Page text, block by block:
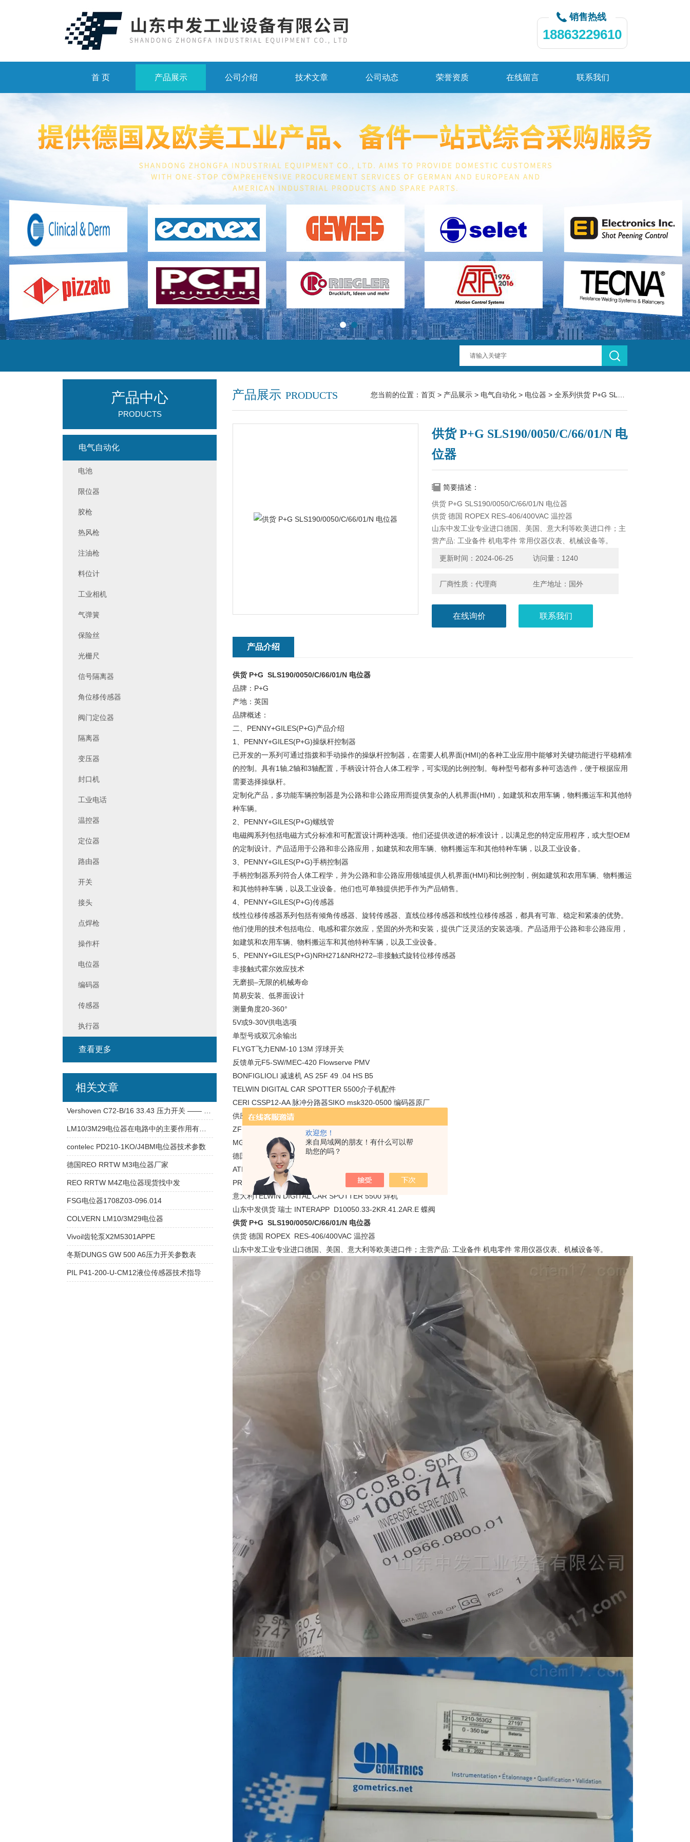
欢迎您！
来自局域网的朋友！有什么可以帮
助您的吗？
销售热线
18863229610
首 页 产品展示 公司介绍 技术文章 公司动态 荣誉资质 在线留言 联系我们
产品展示 PRODUCTS 您当前的位置： 首页 > 产品展示 > 电气自动化 > 电位器 > 全系列供货 P+G SLS190/0050/C/66/01/N 电位器
供货 P+G SLS190/0050/C/66/01/N 电
位器
简要描述：
供货 P+G SLS190/0050/C/66/01/N 电位器
供货 德国 ROPEX RES-406/400VAC 温控器
山东中发工业专业进口德国、美国、意大利等欧美进口件；主
营产品: 工业备件 机电零件 常用仪器仪表、机械设备等。
更新时间：2024-06-25 访问量：1240
厂商性质：代理商 生产地址：国外
在线询价 联系我们
产品介绍
供货 P+G SLS190/0050/C/66/01/N 电位器
品牌：P+G
产地：英国
品牌概述：
二、PENNY+GILES(P+G)产品介绍
1、PENNY+GILES(P+G)操纵杆控制器
已开发的一系列可通过指拨和手动操作的操纵杆控制器，在需要人机界面(HMI)的各种工业应用中能够对关键功能进行平稳精准
的控制。具有1轴,2轴和3轴配置，手柄设计符合人体工程学，可实现的比例控制。每种型号都有多种可选选件，便于根据应用
需要选择操纵杆。
定制化产品，多功能车辆控制器是为公路和非公路应用而提供复杂的人机界面(HMI)，如建筑和农用车辆，物料搬运车和其他特
种车辆。
2、PENNY+GILES(P+G)螺线管
电磁阀系列包括电磁方式分标准和可配置设计两种选项。他们还提供改进的标准设计，以满足您的特定应用程序，或大型OEM
的定制设计。产品适用于公路和非公路应用，如建筑和农用车辆、物料搬运车和其他特种车辆，以及工业设备。
3、PENNY+GILES(P+G)手柄控制器
手柄控制器系列符合人体工程学，并为公路和非公路应用领域提供人机界面(HMI)和比例控制，例如建筑和农用车辆、物料搬运
和其他特种车辆，以及工业设备。他们也可单独提供把手作为产品销售。
4、PENNY+GILES(P+G)传感器
线性位移传感器系列包括有倾角传感器、旋转传感器、直线位移传感器和线性位移传感器，都具有可靠、稳定和紧凑的优势。
他们使用的技术包括电位、电感和霍尔效应，坚固的外壳和安装，提供广泛灵活的安装选项。产品适用于公路和非公路应用，
如建筑和农用车辆、物料搬运车和其他特种车辆，以及工业设备。
5、PENNY+GILES(P+G)NRH271&NRH272–非接触式旋转位移传感器
非接触式霍尔效应技术
无磨损–无限的机械寿命
简易安装、低界面设计
测量角度20-360°
5V或9-30V供电选项
单型号或双冗余输出
FLYGT飞力ENM-10 13M 浮球开关
反馈单元F5-SW/MEC-420 Flowserve PMV
BONFIGLIOLI 减速机 AS 25F 49 .04 HS B5
TELWIN DIGITAL CAR SPOTTER 5500介子机配件
CERI CSSP12-AA 脉冲分路器SIKO msk320-0500 编码器原厂
供应产品 DOLD 急停模块 0067961
ZF GE5 060 F47/153 ZF-Nr 4161 111 062 120W
MG71B2-14FT85-C电机
德国ZF(采埃孚）GE5 060 F47/153
ATI 9121-EF10-T模块 9121-EF10-M 模块 9121-VB9-T
PRESYS 角阀 VLAM-025KF-FS
意大利TELWIN DIGITAL CAR SPOTTER 5500 焊机
山东中发供货 瑞士 INTERAPP D10050.33-2KR.41.2AR.E 蝶阀
供货 P+G SLS190/0050/C/66/01/N 电位器
供货 德国 ROPEX RES-406/400VAC 温控器
山东中发工业专业进口德国、美国、意大利等欧美进口件；主营产品: 工业备件 机电零件 常用仪器仪表、机械设备等。
产品中心
PRODUCTS
电气自动化
电池
限位器
胶枪
热风枪
注油枪
料位计
工业相机
气弹簧
保险丝
光栅尺
信号隔离器
角位移传感器
阀门定位器
隔离器
变压器
封口机
工业电话
温控器
定位器
路由器
开关
接头
点焊枪
操作杆
电位器
编码器
传感器
执行器
查看更多
相关文章
LM10/3M29电位器在电路中的主要作用有哪些？
contelec PD210-1KO/J4BM电位器技术参数
德国REO RRTW M3电位器厂家
REO RRTW M4Z电位器现货找中发
FSG电位器1708Z03-096.014
COLVERN LM10/3M29电位器
Vivoil齿轮泵X2M5301APPE
冬斯DUNGS GW 500 A6压力开关参数表
PIL P41-200-U-CM12液位传感器技术指导